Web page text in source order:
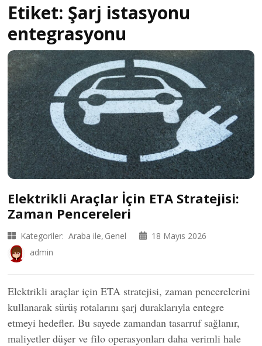
Etiket: Şarj istasyonu
entegrasyonu
Elektrikli Araçlar İçin ETA Stratejisi:
Zaman Pencereleri
Kategoriler: Araba ile Genel
18 Mayıs 2026
admin
Elektrikli araçlar için ETA stratejisi, zaman pencerelerini
kullanarak sürüş rotalarını şarj duraklarıyla entegre
etmeyi hedefler. Bu sayede zamandan tasarruf sağlanır,
maliyetler düşer ve filo operasyonları daha verimli hale